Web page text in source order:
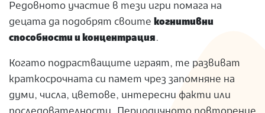
Редовното участие в тези игри помага на
децата да подобрят своите когнитивни
способности и концентрация.
Когато подрастващите играят, те развиват
краткосрочната си памет чрез запомняне на
думи, числа, цветове, интересни факти или